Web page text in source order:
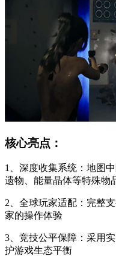
核心亮点：
1、深度收集系统：地图
遗物、能量晶体等特殊物
2、全球玩家适配：完整
家的操作体验
3、竞技公平保障：采用
护游戏生态平衡